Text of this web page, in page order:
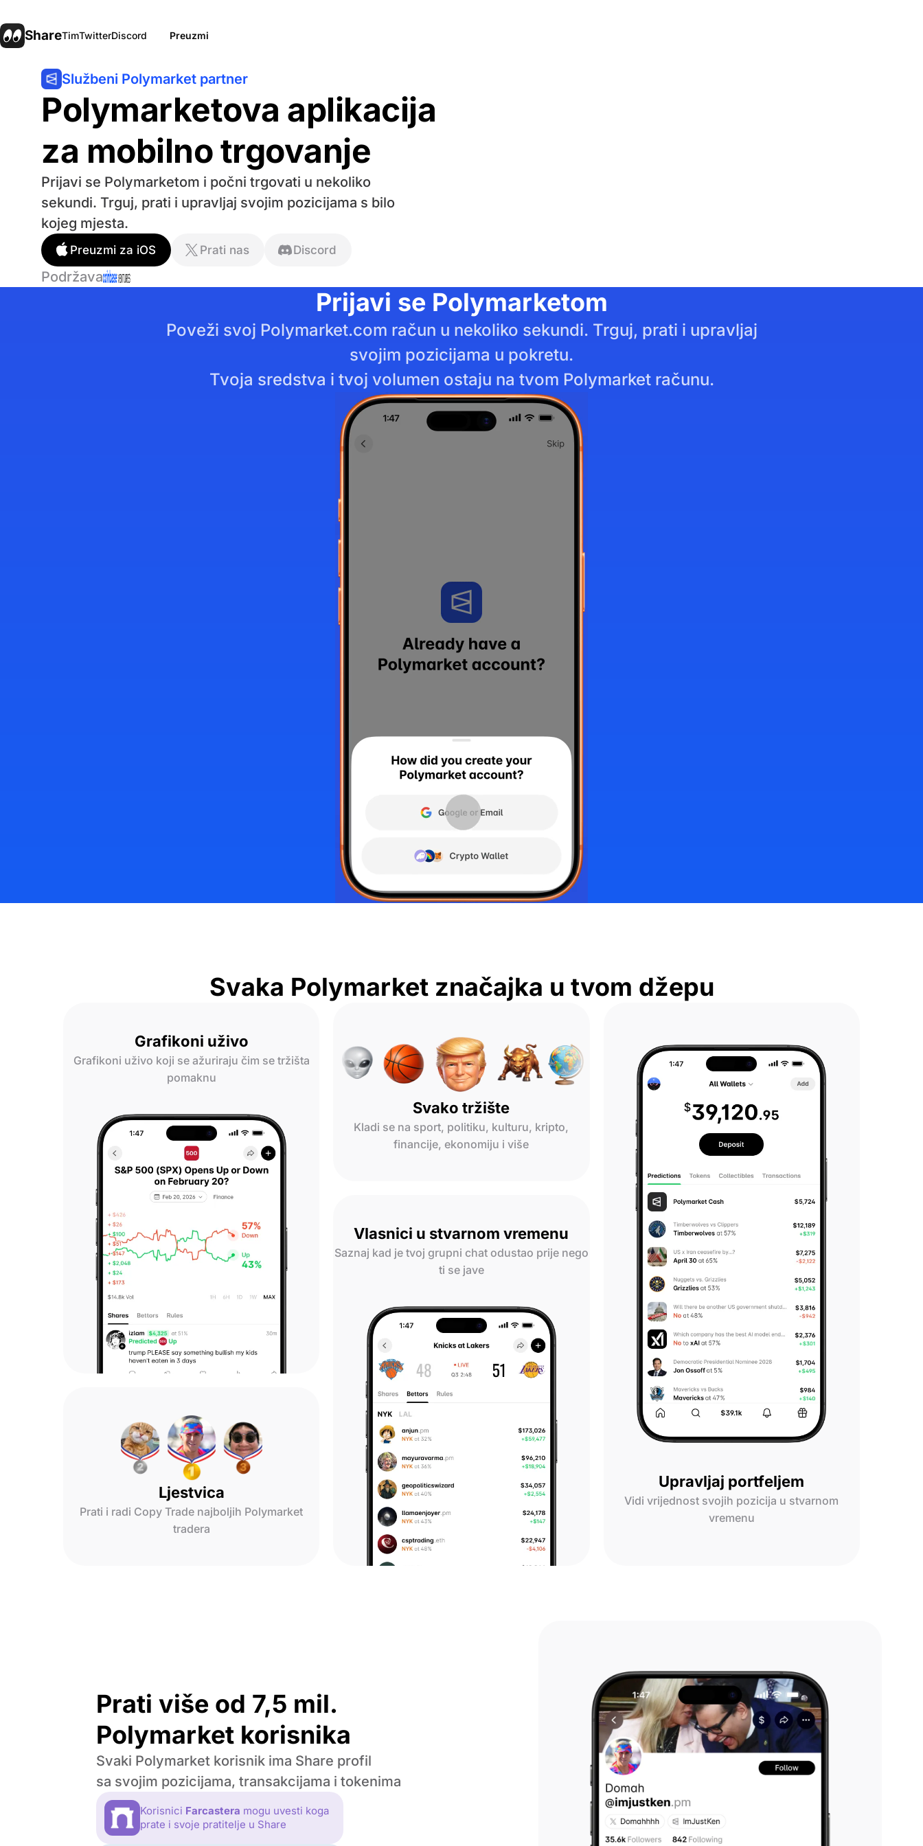
ShareTimTwitterDiscord Preuzmi
Službeni Polymarket partner
Polymarketova aplikacija
za mobilno trgovanje
Prijavi se Polymarketom i počni trgovati u nekoliko
sekundi. Trguj, prati i upravljaj svojim pozicijama s bilo
kojeg mjesta.
Preuzmi za iOS Prati nas Discord
Podržava
Prijavi se Polymarketom
Poveži svoj Polymarket.com račun u nekoliko sekundi. Trguj, prati i upravljaj
svojim pozicijama u pokretu.
Tvoja sredstva i tvoj volumen ostaju na tvom Polymarket računu.
Svaka Polymarket značajka u tvom džepu
Grafikoni uživo
Grafikoni uživo koji se ažuriraju čim se tržišta
pomaknu
Svako tržište
Kladi se na sport, politiku, kulturu, kripto,
financije, ekonomiju i više
Vlasnici u stvarnom vremenu
Saznaj kad je tvoj grupni chat odustao prije nego
ti se jave
Upravljaj portfeljem
Vidi vrijednost svojih pozicija u stvarnom
vremenu
Ljestvica
Prati i radi Copy Trade najboljih Polymarket
tradera
Prati više od 7,5 mil.
Polymarket korisnika
Svaki Polymarket korisnik ima Share profil
sa svojim pozicijama, transakcijama i tokenima
Korisnici Farcastera mogu uvesti koga
prate i svoje pratitelje u Share